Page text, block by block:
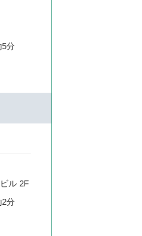
分
ル 2F
分